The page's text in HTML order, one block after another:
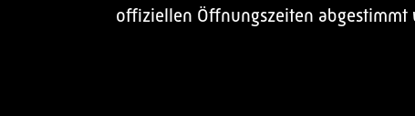
offiziellen Öffnungszeiten abgestimmt